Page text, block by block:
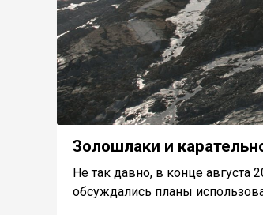
Золошлаки и
Не так давно, в конце августа
обсуждались планы